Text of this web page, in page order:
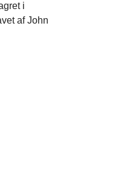
i
af John